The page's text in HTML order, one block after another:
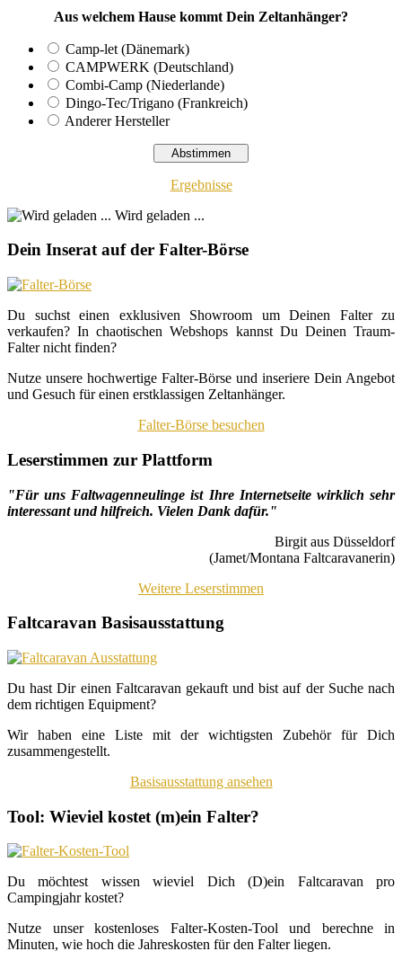
Aus welchem Hause kommt Dein Zeltanhänger?
Camp-let (Dänemark)
CAMPWERK (Deutschland)
Combi-Camp (Niederlande)
Dingo-Tec/Trigano (Frankreich)
Anderer Hersteller
Ergebnisse
Wird geladen ...
Dein Inserat auf der Falter-Börse
Du suchst einen exklusiven Showroom um Deinen Falter zu
verkaufen? In chaotischen Webshops kannst Du Deinen Traum-
Falter nicht finden?
Nutze unsere hochwertige Falter-Börse und inseriere Dein Angebot
und Gesuch für einen erstklassigen Zeltanhänger.
Falter-Börse besuchen
Leserstimmen zur Plattform
"Für uns Faltwagenneulinge ist Ihre Internetseite wirklich sehr
interessant und hilfreich. Vielen Dank dafür."
Birgit aus Düsseldorf
(Jamet/Montana Faltcaravanerin)
Weitere Leserstimmen
Faltcaravan Basisausstattung
Du hast Dir einen Faltcaravan gekauft und bist auf der Suche nach
dem richtigen Equipment?
Wir haben eine Liste mit der wichtigsten Zubehör für Dich
zusammengestellt.
Basisausstattung ansehen
Tool: Wieviel kostet (m)ein Falter?
Du möchtest wissen wieviel Dich (D)ein Faltcaravan pro
Campingjahr kostet?
Nutze unser kostenloses Falter-Kosten-Tool und berechne in
Minuten, wie hoch die Jahreskosten für den Falter liegen.